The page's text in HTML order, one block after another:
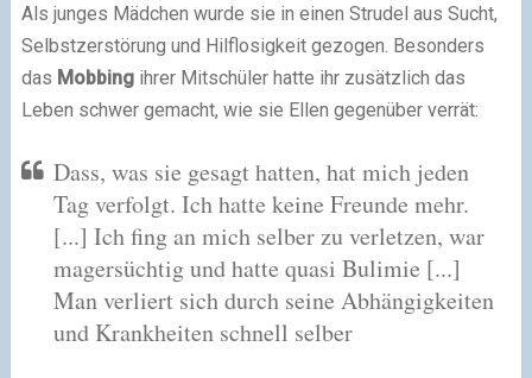
Als junges Mädchen wurde sie in einen Strudel aus Sucht,
Selbstzerstörung und Hilflosigkeit gezogen. Besonders
das Mobbingihrer Mitschüler hatte ihr zusätzlich das
Leben schwer gemacht, wie sie Ellen gegenüber verrät:
Dass, was sie gesagt hatten, hat mich jeden
Tag verfolgt. Ich hatte keine Freunde mehr.
[...] Ich fing an mich selber zu verletzen, war
magersüchtig und hatte quasi Bulimie [...]
Man verliert sich durch seine Abhängigkeiten
und Krankheiten schnell selber